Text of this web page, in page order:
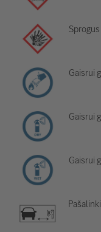
Sprogus
Gaisrui
Gaisrui
Gaisrui